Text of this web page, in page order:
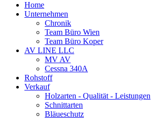
Home
Unternehmen
Chronik
Team Büro Wien
Team Büro Koper
AV LINE LLC
MV AV
Cessna 340A
Rohstoff
Verkauf
Holzarten - Qualität - Leistungen
Schnittarten
Bläueschutz